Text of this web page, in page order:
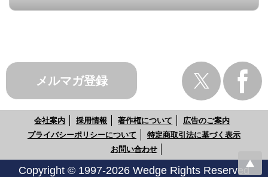
メルマガ登録
会社案内 採用情報 著作権について
広告のご案内
プライバシーポリシーについて
特定商取引法に基づく表示
お問い合わせ
Copyright © 1997-2026 Wedge Rights Reserved